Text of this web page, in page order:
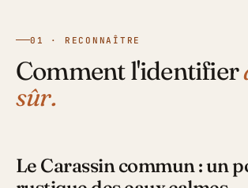
01 · RECONNAÎTRE
Comment l'identifier
sûr.
Le Carassin commun : un